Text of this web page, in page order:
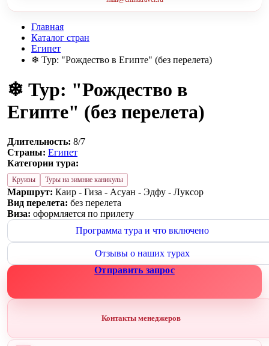
Главная
Каталог стран
Египет
❄ Тур: "Рождество в Египте" (без перелета)
❄ Тур: "Рождество в
Египте" (без перелета)
Длительность: 8/7
Страны: Египет
Категории тура:
Круизы Туры на зимние каникулы
Маршрут: Каир - Гиза - Асуан - Эдфу - Луксор
Вид перелета: без перелета
Виза: оформляется по прилету
Программа тура и что включено
Отзывы о наших турах
Отправить запрос
Контакты менеджеров